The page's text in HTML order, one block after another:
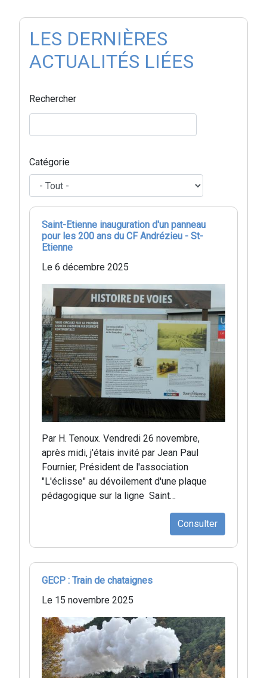
LES DERNIÈRES
ACTUALITÉS LIÉES
Rechercher
Catégorie
Saint-Etienne inauguration d'un panneau
pour les 200 ans du CF Andrézieu - St-
Etienne
Le 6 décembre 2025
Par H. Tenoux. Vendredi 26 novembre,
après midi, j'étais invité par Jean Paul
Fournier, Président de l'association
"L'éclisse" au dévoilement d'une plaque
pédagogique sur la ligne Saint…
Consulter
GECP : Train de chataignes
Le 15 novembre 2025